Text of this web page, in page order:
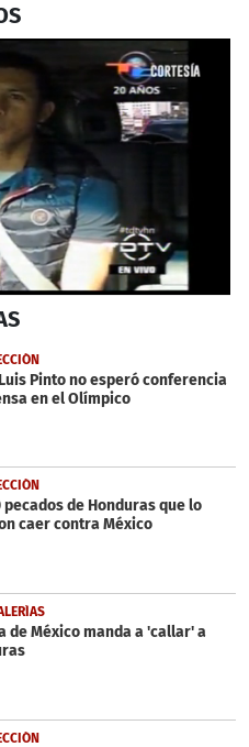
Pinto no esperó conferencia
en el Olímpico
pecados de Honduras que lo
caer contra México
de México manda a 'callar' a